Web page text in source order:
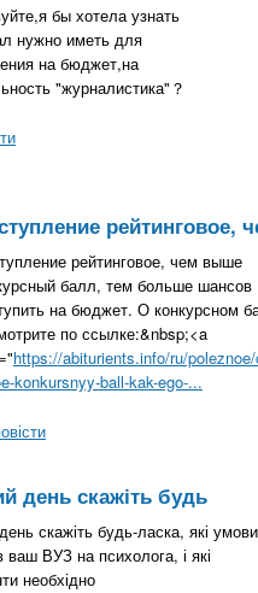
бы хотела узнать
нужно иметь для
на бюджет,на
"журналистика"？
рейтинговое,
рейтинговое, чем выше
балл, тем больше шансов
на бюджет. О конкурсном
по ссылке:&nbsp;<a
https://abiturients.info/ru/
konkursnyy-ball-kak-ego-...
день скажіть будь
скажіть будь-ласка, які умови
ваш ВУЗ на психолога, і які
необхідно